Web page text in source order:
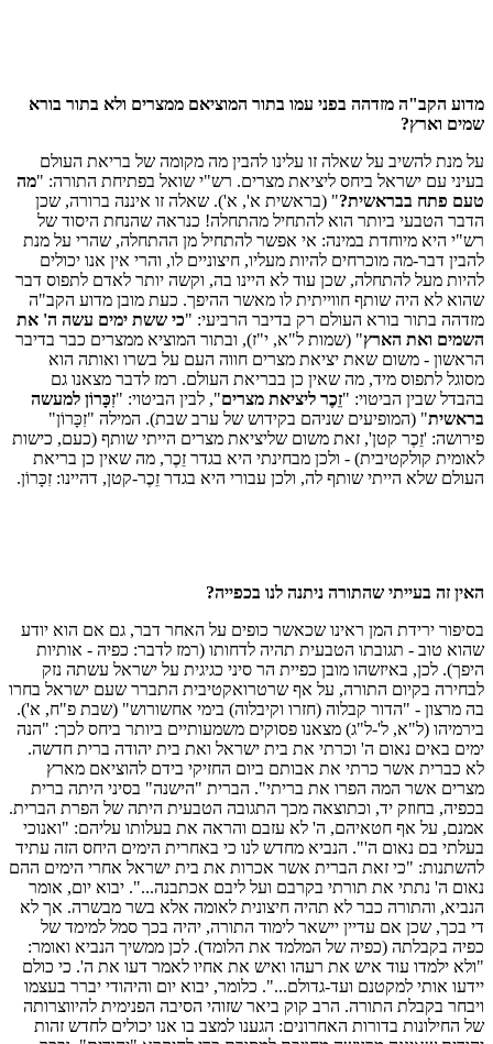
מדוע הקב"ה מזדהה בפני עמו בתור המוציאם ממצרים ולא בתור בורא
שמים וארץ?
על מנת להשיב על שאלה זו עלינו להבין מה מקומה של בריאת העולם
בעיני עם ישראל ביחס ליציאת מצרים. רש"י שואל בפתיחת התורה: "מה
טעם פתח בבראשית?" (בראשית א', א'). שאלה זו איננה ברורה, שכן
הדבר הטבעי ביותר הוא להתחיל מהתחלה! כנראה שהנחת היסוד של
רש"י היא מיוחדת במינה: אי אפשר להתחיל מן ההתחלה, שהרי על מנת
להבין דבר-מה מוכרחים להיות מעליו, חיצוניים לו, והרי אין אנו יכולים
להיות מעל להתחלה, שכן עוד לא היינו בה, וקשה יותר לאדם לתפוס דבר
שהוא לא היה שותף חווייתית לו מאשר ההיפך. כעת מובן מדוע הקב"ה
מזדהה בתור בורא העולם רק בדיבר הרביעי: "כי ששת ימים עשה ה' את
השמים ואת הארץ" (שמות ל"א, י"ז), ובתור המוציא ממצרים כבר בדיבר
הראשון - משום שאת יציאת מצרים חווה העם על בשרו ואותה הוא
מסוגל לתפוס מיד, מה שאין כן בבריאת העולם. רמז לדבר מצאנו גם
בהבדל שבין הביטוי: "זֵכֶר ליציאת מצרים", לבין הביטוי: "זִכָּרוֹן למעשה
בראשית" (המופיעים שניהם בקידוש של ערב שבת). המילה "זִכָּרוֹן"
פירושה: 'זֵכֶר קטן', זאת משום שליציאת מצרים הייתי שותף (כעם, כישות
לאומית קולקטיבית) - ולכן מבחינתי היא בגדר זֵכֶר, מה שאין כן בריאת
העולם שלא הייתי שותף לה, ולכן עבורי היא בגדר זֵכֶר-קטן, דהיינו: זִכָּרוֹן.
האין זה בעייתי שהתורה ניתנה לנו בכפייה?
בסיפור ירידת המן ראינו שכאשר כופים על האחר דבר, גם אם הוא יודע
שהוא טוב - תגובתו הטבעית תהיה לדחותו (רמז לדבר: כפיה - אותיות
היפך). לכן, באיזשהו מובן כפיית הר סיני כגיגית על ישראל עשתה נזק
לבחירה בקיום התורה, על אף שרטרואקטיבית התברר שעם ישראל בחרו
בה מרצון - "הדור קבלוה (חזרו וקיבלוה) בימי אחשורוש" (שבת פ"ח, א').
בירמיהו (ל"א, ל'-ל"ג) מצאנו פסוקים משמעותיים ביותר ביחס לכך: "הנה
ימים באים נאום ה' וכרתי את בית ישראל ואת בית יהודה ברית חדשה.
לא כברית אשר כרתי את אבותם ביום החזיקי בידם להוציאם מארץ
מצרים אשר המה הפרו את בריתי". הברית "הישנה" בסיני היתה ברית
בכפיה, בחוזק יד, וכתוצאה מכך התגובה הטבעית היתה של הפרת הברית.
אמנם, על אף חטאיהם, ה' לא עזבם והראה את בעלותו עליהם: "ואנוכי
בעלתי בם נאום ה'". הנביא מחדש לנו כי באחרית הימים היחס הזה עתיד
להשתנות: "כי זאת הברית אשר אכרות את בית ישראל אחרי הימים ההם
נאום ה' נתתי את תורתי בקרבם ועל ליבם אכתבנה...". יבוא יום, אומר
הנביא, והתורה כבר לא תהיה חיצונית לאומה אלא בשר מבשרה. אך לא
די בכך, שכן אם עדיין יישאר לימוד התורה, יהיה בכך סמל למימד של
כפיה בקבלתה (כפיה של המלמד את הלומד). לכן ממשיך הנביא ואומר:
"ולא ילמדו עוד איש את רעהו ואיש את אחיו לאמר דעו את ה'. כי כולם
יידעו אותי למקטנם ועד-גדולם...". כלומר, יבוא יום והיהודי יברר בעצמו
ויבחר בקבלת התורה. הרב קוק ביאר שזוהי הסיבה הפנימית להיווצרותה
של החילונות בדורות האחרונים: הגענו למצב בו אנו יכולים לחדש זהות